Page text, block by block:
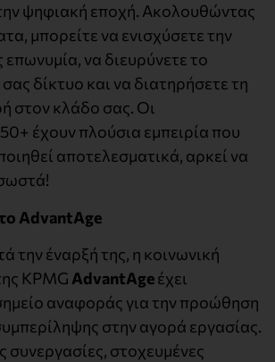
ψηφιακή εποχή. Ακολουθώντας
μπορείτε να ενισχύσετε την
να διευρύνετε το
δίκτυο και να διατηρήσετε τη
στον κλάδο σας. Οι
έχουν πλούσια εμπειρία που
αποτελεσματικά, αρκεί να
AdvantAge
την έναρξή της, η κοινωνική
KPMG AdvantAgeέχει
αναφοράς για την προώθηση
στην αγορά εργασίας.
συνεργασίες, στοχευμένες